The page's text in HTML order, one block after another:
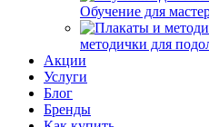
Обучение для
методички для
Акции
Услуги
Блог
Бренды